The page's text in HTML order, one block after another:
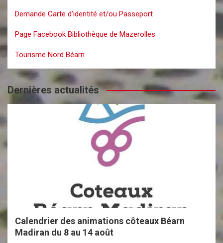
Demande Carte d’identité et/ou Passeport
Page Facebook Bibliothèque de Mazerolles
Tourisme Nord Béarn
Dernières actualités
Calendrier des animations côteaux Béarn
Madiran du 8 au 14 août